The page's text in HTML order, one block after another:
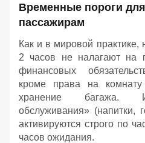
Временные пороги
пассажирам
Как и в мировой
2 часов не налагают на
финансовых
кроме права на
хранение багажа.
обслуживания» (напитки,
активируются строго по
часов ожидания.